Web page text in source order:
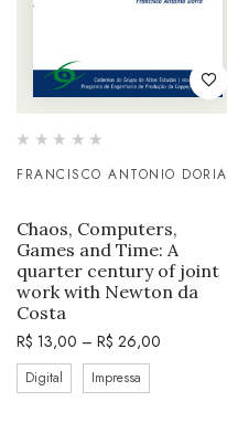
FRANCISCO ANTONIO DORIA
Chaos, Computers,
Games and Time: A
quarter century of joint
work with Newton da
Costa
R$ 13,00 – R$ 26,00
Digital Impressa